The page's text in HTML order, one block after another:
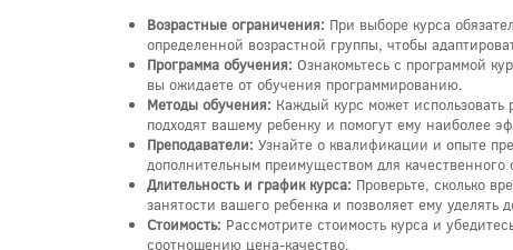
Возрастные ограничения: При выборе курса
определенной возрастной группы, чтобы
Программа обучения: Ознакомьтесь с программой
вы ожидаете от обучения программированию.
Методы обучения: Каждый курс может
подходят вашему ребенку и помогут ему наиболее
Преподаватели: Узнайте о квалификации и опыте
дополнительным преимуществом для качественного
Длительность и график курса: Проверьте, сколько
занятости вашего ребенка и позволяет ему
Стоимость: Рассмотрите стоимость курса и
соотношению цена-качество.